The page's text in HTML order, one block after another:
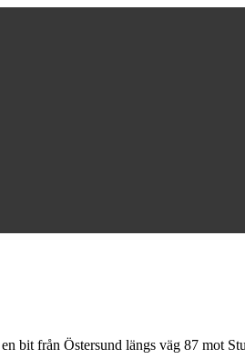
bit från Östersund längs väg 87 mot